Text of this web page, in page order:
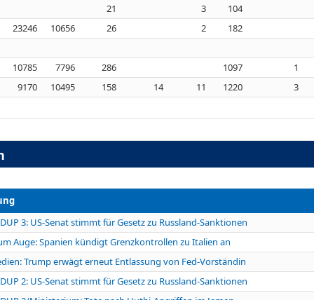
21
3
104
23246
10656 26 2 182
10785 7796 286 1097
1
9170
10495 158 14 11 1220 3
3: US-Senat stimmt für Gesetz zu Russland-Sanktionen
Auge: Spanien kündigt Grenzkontrollen zu Italien an
Trump erwägt erneut Entlassung von Fed-Vorständin
2: US-Senat stimmt für Gesetz zu Russland-Sanktionen